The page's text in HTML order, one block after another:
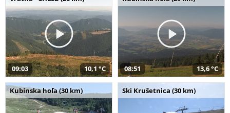
09:03 10,1 °C 08:51 13,6 °C
Kubínska hoľa (30 km) Ski Krušetnica (30 km)